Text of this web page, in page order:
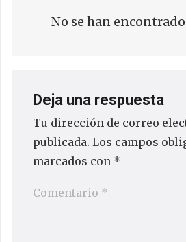
No se han
Deja una respuesta
Tu dirección de correo
publicada. Los campos
marcados con *